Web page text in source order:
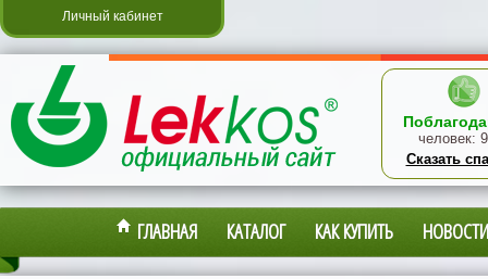
Личный кабинет
человек:
Сказать
ГЛАВНАЯ КАТАЛОГ КАК КУПИТЬ НОВОСТИ